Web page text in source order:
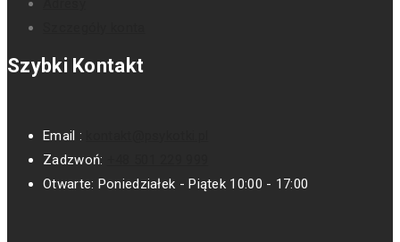
Szybki Kontakt
Email :
Zadzwoń:
Otwarte: Poniedziałek - Piątek 10:00 - 17:00